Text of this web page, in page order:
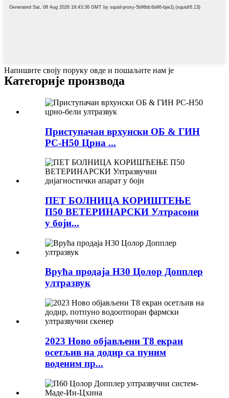
Напишите своју поруку овде и пошаљите нам је
Категорије производа
Приступачан врхунски ОБ & ГИН
РС-Н50 Црна ...
ПЕТ БОЛНИЦА КОРИШТЕЊЕ
П50 ВЕТЕРИНАРСКИ Ултрасони
у боји...
Врућа продаја Н30 Цолор Допплер
ултразвук
2023 Ново објављени Т8 екран
осетљив на додир са пуним
воденим пр...